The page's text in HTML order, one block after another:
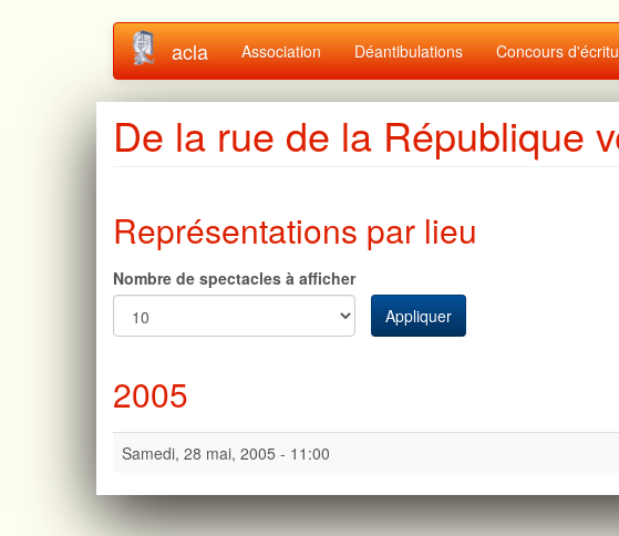
acla Association Déantibulations Concours
De la rue de la République
Représentations par lieu
Nombre de spectacles à afficher
Appliquer
2005
Samedi, 28 mai, 2005 - 11:00